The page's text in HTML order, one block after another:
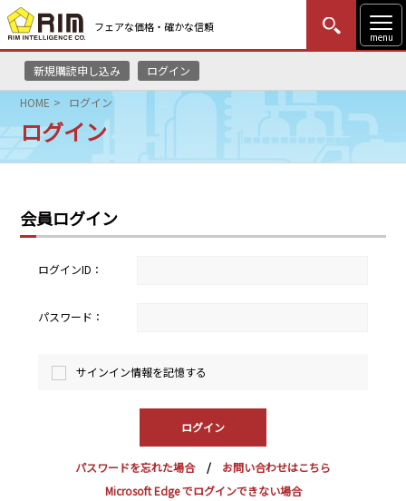
フェアな価格・確かな信頼
menu
新規購読申し込み ログイン
MENU
はじめての方
HOME
リムレポート
メソドロジー
研修・セミナー
English Website
瑞姆亜太能源諮問(北京)
HOME ログイン
ログイン
会員ログイン
ログインID：
パスワード：
サインイン情報を記憶する
パスワードを忘れた場合
お問い合わせはこちら
Microsoft Edge でログインできない場合